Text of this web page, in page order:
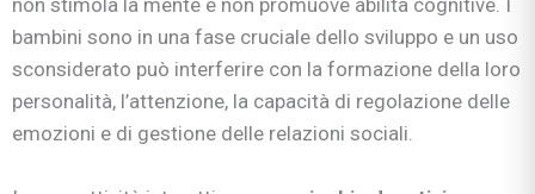
bambini sono in una fase cruciale dello sviluppo e un uso
sconsiderato può interferire con la formazione della loro
personalità, l’attenzione, la capacità di regolazione delle
emozioni e di gestione delle relazioni sociali.